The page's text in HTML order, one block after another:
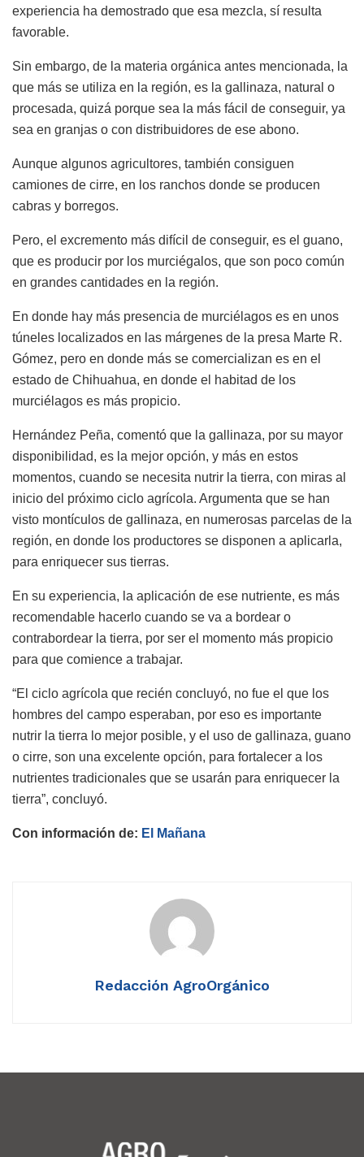
experiencia ha demostrado que esa mezcla, sí resulta
favorable.
Sin embargo, de la materia orgánica antes mencionada, la
que más se utiliza en la región, es la gallinaza, natural o
procesada, quizá porque sea la más fácil de conseguir, ya
sea en granjas o con distribuidores de ese abono.
Aunque algunos agricultores, también consiguen
camiones de cirre, en los ranchos donde se producen
cabras y borregos.
Pero, el excremento más difícil de conseguir, es el guano,
que es producir por los murciégalos, que son poco común
en grandes cantidades en la región.
En donde hay más presencia de murciélagos es en unos
túneles localizados en las márgenes de la presa Marte R.
Gómez, pero en donde más se comercializan es en el
estado de Chihuahua, en donde el habitad de los
murciélagos es más propicio.
Hernández Peña, comentó que la gallinaza, por su mayor
disponibilidad, es la mejor opción, y más en estos
momentos, cuando se necesita nutrir la tierra, con miras al
inicio del próximo ciclo agrícola. Argumenta que se han
visto montículos de gallinaza, en numerosas parcelas de la
región, en donde los productores se disponen a aplicarla,
para enriquecer sus tierras.
En su experiencia, la aplicación de ese nutriente, es más
recomendable hacerlo cuando se va a bordear o
contrabordear la tierra, por ser el momento más propicio
para que comience a trabajar.
“El ciclo agrícola que recién concluyó, no fue el que los
hombres del campo esperaban, por eso es importante
nutrir la tierra lo mejor posible, y el uso de gallinaza, guano
o cirre, son una excelente opción, para fortalecer a los
nutrientes tradicionales que se usarán para enriquecer la
tierra”, concluyó.
Con información de: El Mañana
Redacción AgroOrgánico